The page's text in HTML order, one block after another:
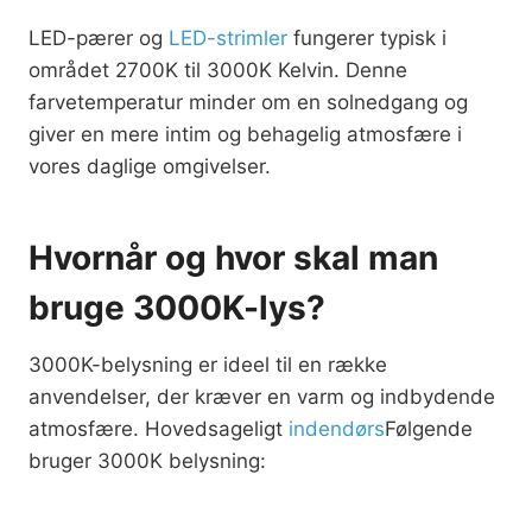
LED-pærer og LED-strimler fungerer typisk i
området 2700K til 3000K Kelvin. Denne
farvetemperatur minder om en solnedgang og
giver en mere intim og behagelig atmosfære i
vores daglige omgivelser.
Hvornår og hvor skal man
bruge 3000K-lys?
3000K-belysning er ideel til en række
anvendelser, der kræver en varm og indbydende
atmosfære. Hovedsageligt indendørsFølgende
bruger 3000K belysning: